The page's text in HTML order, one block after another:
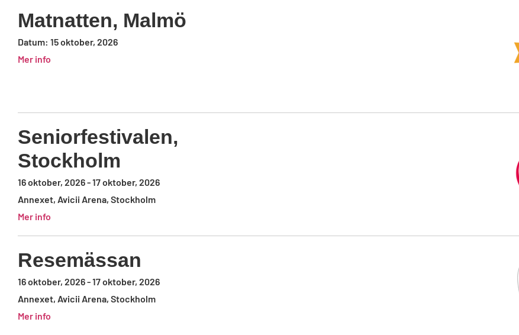
Matnatten, Malmö
Datum: 15 oktober, 2026
Mer info
Seniorfestivalen,
Stockholm
16 oktober, 2026-17 oktober, 2026
Annexet, Avicii Arena, Stockholm
Mer info
Resemässan
16 oktober, 2026-17 oktober, 2026
Annexet, Avicii Arena, Stockholm
Mer info